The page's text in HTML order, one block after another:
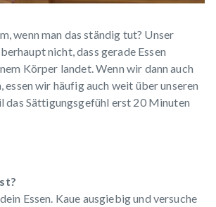
wenn man das ständig tut? Unser
nicht, dass gerade Essen
Körper landet. Wenn wir dann auch
essen wir häufig auch weit über unseren
das Sättigungsgefühl erst 20 Minuten
Essen. Kaue ausgiebig und versuche